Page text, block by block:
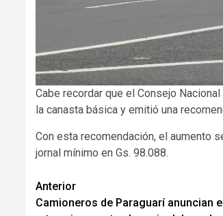
Cabe recordar que el Consejo
la canasta básica y emitió una
Con esta recomendación, el aumento
jornal mínimo en Gs. 98.088.
Navegación
Anterior
Camioneros de Paraguarí anuncian